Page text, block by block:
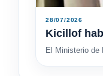
28/07/2026
Kicillof
El Ministerio de